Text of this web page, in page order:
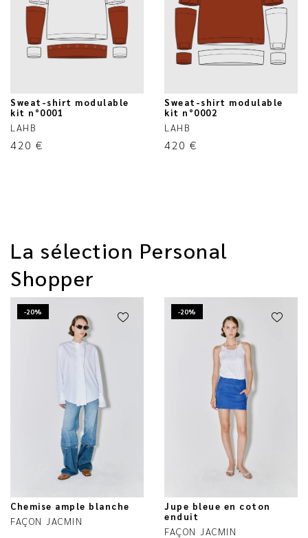
Sweat-shirt modulable
kit n°0001
LAHB
420 €
Sweat-shirt modulable
kit n°0002
LAHB
420 €
La sélection Personal
Shopper
-20%
Chemise ample blanche
FAÇON JACMIN
-20%
Jupe bleue en coton
enduit
FAÇON JACMIN